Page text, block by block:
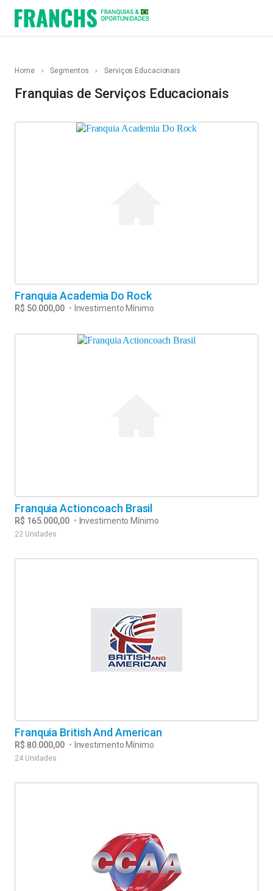
Home › Segmentos › Serviços Educacionais
Franquias de Serviços Educacionais
R$ 50.000,00 • Investimento Mínimo
Franquia Academia Do Rock
R$ 165.000,00 • Investimento Mínimo
Franquia Actioncoach Brasil
22 Unidades
R$ 80.000,00 • Investimento Mínimo
Franquia British And American
24 Unidades